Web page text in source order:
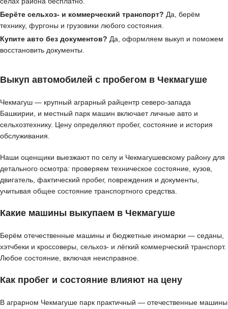
Берёте сельхоз- и коммерческий транспорт? Да, берём
технику, фургоны и грузовики любого состояния.
Купите авто без документов? Да, оформляем выкуп и поможем
восстановить документы.
Выкуп автомобилей с пробегом в Чекмагуше
Чекмагуш — крупный аграрный райцентр северо-запада
Башкирии, и местный парк машин включает личные авто и
сельхозтехнику. Цену определяют пробег, состояние и история
обслуживания.
Наши оценщики выезжают по селу и Чекмагушевскому району для
детального осмотра: проверяем техническое состояние, кузов,
двигатель, фактический пробег, повреждения и документы,
учитывая общее состояние транспортного средства.
Какие машины выкупаем в Чекмагуше
Берём отечественные машины и бюджетные иномарки — седаны,
хэтчбеки и кроссоверы, сельхоз- и лёгкий коммерческий транспорт.
Любое состояние, включая неисправное.
Как пробег и состояние влияют на цену
В аграрном Чекмагуше парк практичный — отечественные машины